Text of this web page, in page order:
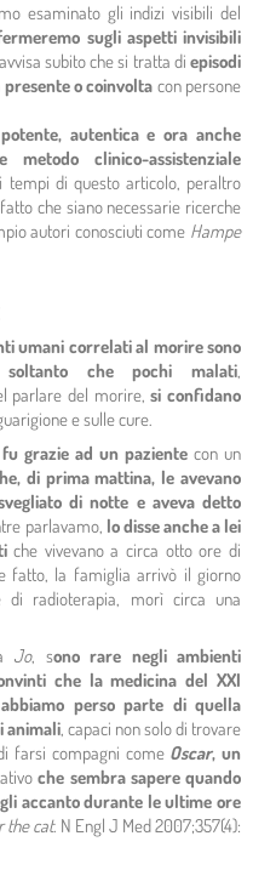
esaminato gli indizi visibili del
sugli aspetti invisibili
subito che si tratta diepisodi
o coinvolta con persone
autentica e ora anche
metodo clinico-assistenziale
tempi di questo articolo, peraltro
che siano necessarie ricerche
autori conosciuti come Hampe
umani correlati al morire sono
che pochi malati,
parlare del morire,si confidano
e sulle cure.
grazie ad un pazientecon un
di prima mattina, le avevano
di notte e aveva detto
parlavamo, lo disse anche a lei
che vivevano a circa otto ore di
fatto, la famiglia arrivò il giorno
radioterapia, morì circa una
Jo, sono rare negli ambienti
che la medicina del XXI
perso parte di quella
animali, capaci non solo di trovare
farsi compagni come Oscar, un
che sembra sapere quando
accanto durante le ultime ore
the cat. N Engl J Med 2007;357(4):